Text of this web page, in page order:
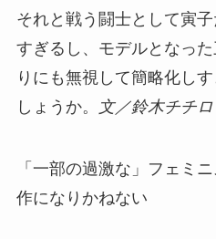
それと戦う闘士として寅
すぎるし、モデルとなっ
りにも無視して簡略化し
しょうか。
文／鈴木チチ
「一部の過激な」フェミ
作になりかねない